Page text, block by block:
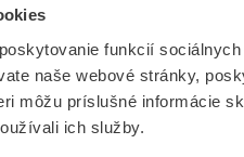
funkcií
naše webové stránky,
môžu príslušné informácie
ich služby.
Hmotnosť 0.8